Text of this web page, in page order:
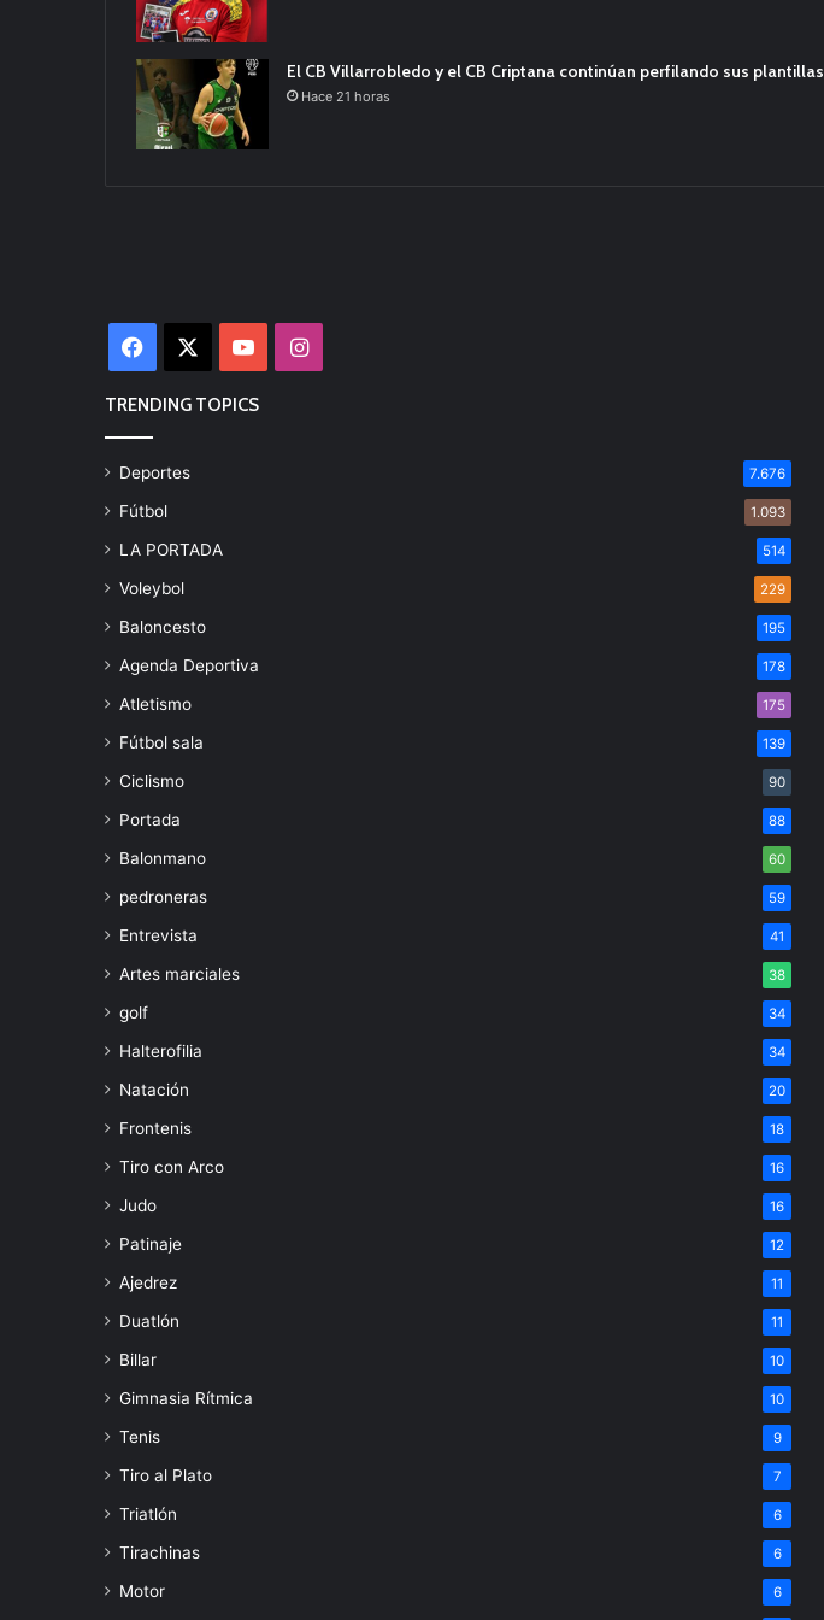
El CB Villarrobledo y el CB Criptana continúan perfilando sus plantillas
Hace 21 horas
Facebook YouTubeInstagram
TRENDING TOPICS
Deportes 7.676
Fútbol 1.093
LA PORTADA 514
Voleybol 229
Baloncesto 195
Agenda Deportiva 178
Atletismo 175
Fútbol sala 139
Ciclismo 90
Portada 88
Balonmano 60
pedroneras 59
Entrevista 41
Artes marciales 38
golf 34
Halterofilia 34
Natación 20
Frontenis 18
Tiro con Arco 16
Judo 16
Patinaje 12
Ajedrez 11
Duatlón 11
Billar 10
Gimnasia Rítmica 10
Tenis 9
Tiro al Plato 7
Triatlón 6
Tirachinas 6
Motor 6